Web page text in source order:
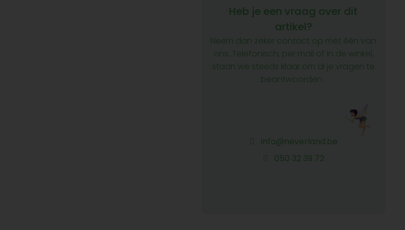
Heb je een vraag over dit
artikel?
Neem dan zeker contact op met één van
ons. Telefonisch, per mail of in de winkel,
staan we steeds klaar om al je vragen te
beantwoorden.
info@neverland.be
050 32 39 72